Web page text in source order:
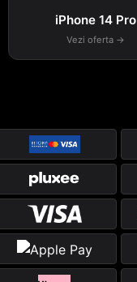
iPhone 14 Pro
Vezi oferta →